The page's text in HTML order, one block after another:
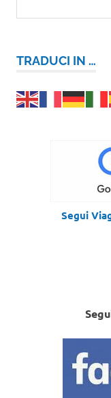
TRADUCI IN …
Segui
Segui